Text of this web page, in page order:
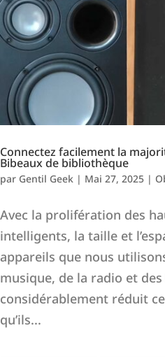
Connectez facilement la
Bibeaux de bibliothèque
par Gentil Geek | Mai 27, 2025 |
Avec la prolifération des
intelligents, la taille et
appareils que nous
musique, de la radio et
considérablement réduit
qu’ils...